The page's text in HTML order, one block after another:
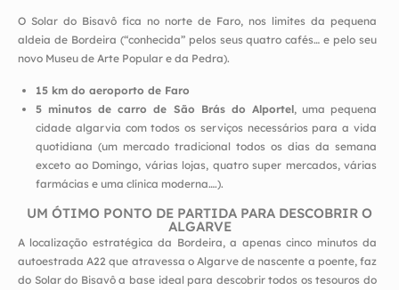
O Solar do Bisavô fica no norte de Faro, nos limites da pequena
aldeia de Bordeira (“conhecida” pelos seus quatro cafés… e pelo seu
novo Museu de Arte Popular e da Pedra).
15 km do aeroporto de Faro
5 minutos de carro de São Brás do Alportel, uma pequena
cidade algarvia com todos os serviços necessários para a vida
quotidiana (um mercado tradicional todos os dias da semana
exceto ao Domingo, várias lojas, quatro super mercados, várias
farmácias e uma clínica moderna….).
UM ÓTIMO PONTO DE PARTIDA PARA DESCOBRIR O
ALGARVE
A localização estratégica da Bordeira, a apenas cinco minutos da
autoestrada A22 que atravessa o Algarve de nascente a poente, faz
do Solar do Bisavô a base ideal para descobrir todos os tesouros do